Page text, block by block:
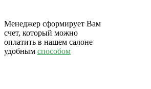
Менеджер сформирует Вам
счет, который можно
оплатить в нашем салоне
удобным способом